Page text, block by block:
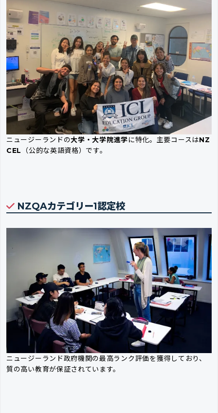
ニュージーランドの大学・大学院進学に特化。主要コースはNZ
CEL
（公的な英語資格）です。
NZQAカテゴリー1認定校
ニュージーランド政府機関の最高ランク評価を獲得しており、
質の高い教育が保証されています。